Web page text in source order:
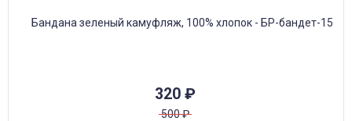
320 ₽
500₽